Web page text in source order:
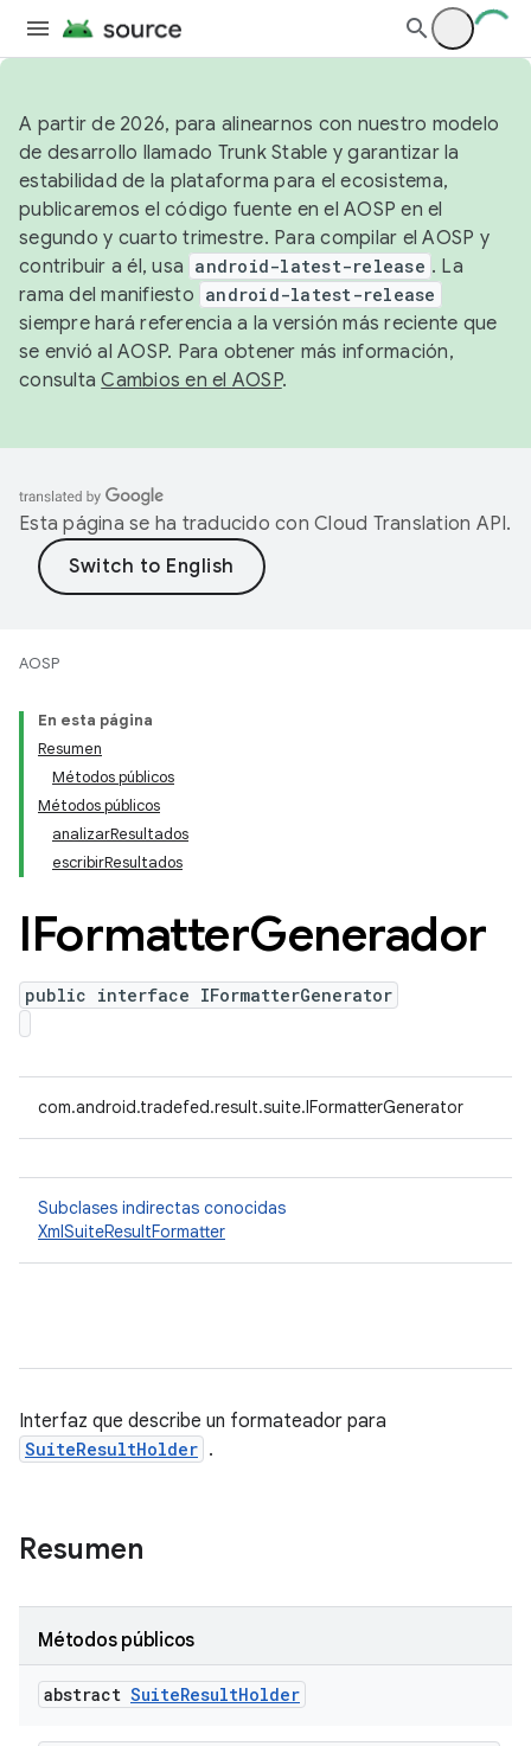
A partir de 2026, para alinearnos con nuestro modelo
de desarrollo llamado Trunk Stable y garantizar la
estabilidad de la plataforma para el ecosistema,
publicaremos el código fuente en el AOSP en el
segundo y cuarto trimestre. Para compilar el AOSP y
contribuir a él, usa android-latest-release . La
rama del manifiesto android-latest-release
siempre hará referencia a la versión más reciente que
se envió al AOSP. Para obtener más información,
consultaCambios en el AOSP.
Esta página se ha traducido con Cloud Translation API.
AOSP
En esta página
Resumen
Métodos públicos
Métodos públicos
analizarResultados
escribirResultados
IFormatterGenerador
public interface IFormatterGenerator
com.android.tradefed.result.suite.IFormatterGenerator
Subclases indirectas conocidas
XmlSuiteResultFormatter
Interfaz que describe un formateador para
SuiteResultHolder .
Resumen
Métodos públicos
abstract SuiteResultHolder